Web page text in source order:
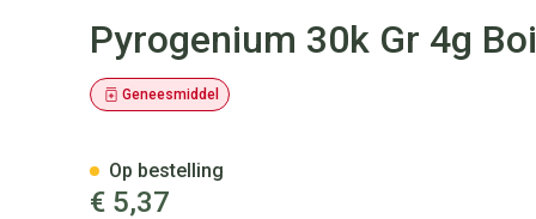
Pyrogenium 30k Gr 4g
Geneesmiddel
€ 5,37
Op bestelling